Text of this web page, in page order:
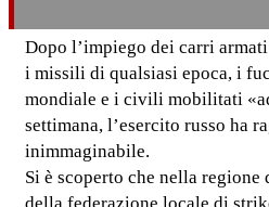
Dopo l’impiego dei carri
i missili di qualsiasi epoca, i
mondiale e i civili mobilitati
settimana, l’esercito russo ha
inimmaginabile.
Si è scoperto che nella